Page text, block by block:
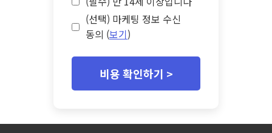
(선택) 마케팅 정보 수신
동의 (보기)
비용 확인하기 >